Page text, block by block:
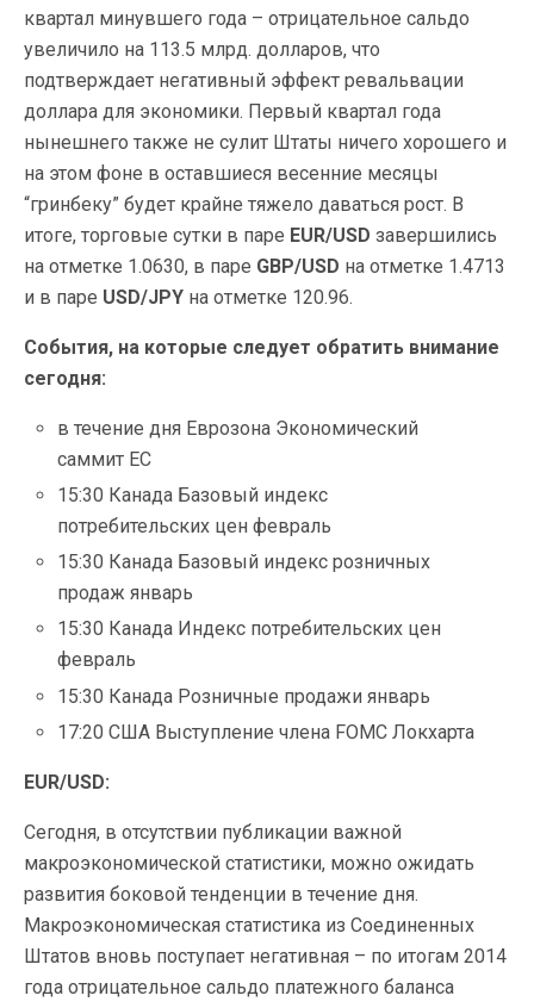
квартал минувшего года – отрицательное сальдо
увеличило на 113.5 млрд. долларов, что
подтверждает негативный эффект ревальвации
доллара для экономики. Первый квартал года
нынешнего также не сулит Штаты ничего хорошего и
на этом фоне в оставшиеся весенние месяцы
“гринбеку” будет крайне тяжело даваться рост. В
итоге, торговые сутки в паре EUR/USD завершились
на отметке 1.0630, в паре GBP/USD на отметке 1.4713
и в паре USD/JPY на отметке 120.96.
События, на которые следует обратить внимание
сегодня:
в течение дня Еврозона Экономический
саммит ЕС
15:30 Канада Базовый индекс
потребительских цен февраль
15:30 Канада Базовый индекс розничных
продаж январь
15:30 Канада Индекс потребительских цен
февраль
15:30 Канада Розничные продажи январь
17:20 США Выступление члена FOMC Локхарта
EUR/USD:
Сегодня, в отсутствии публикации важной
макроэкономической статистики, можно ожидать
развития боковой тенденции в течение дня.
Макроэкономическая статистика из Соединенных
Штатов вновь поступает негативная – по итогам 2014
года отрицательное сальдо платежного баланса